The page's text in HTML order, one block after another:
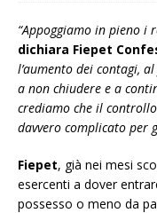
“Appoggiamo in pieno i
dichiara Fiepet
l’aumento dei contagi,
a non chiudere e a
crediamo che il
davvero complicato per
Fiepet, già nei mesi
esercenti a dover
possesso o meno da